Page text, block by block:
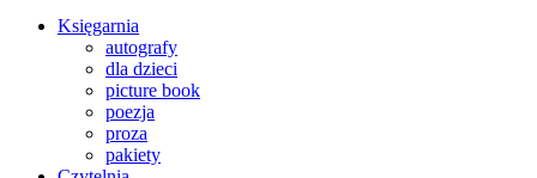
Księgarnia
autografy
dla dzieci
picture book
poezja
proza
pakiety